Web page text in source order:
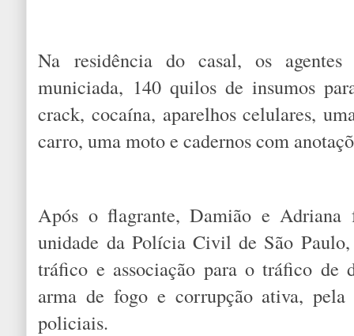
Na residência do casal, os agentes
municiada, 140 quilos de insumos
crack, cocaína, aparelhos celulares,
carro, uma moto e cadernos com
Após o flagrante, Damião e Adriana
unidade da Polícia Civil de São
tráfico e associação para o tráfico de
arma de fogo e corrupção ativa, pela
policiais.